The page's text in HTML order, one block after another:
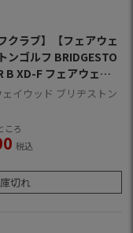
クラブ】【フェアウェ
ンゴルフ BRIDGESTO
B XD-F フェアウェイ
EVOLUTION5](日本正
イウッド ブリヂストン
ころ
税込
切れ